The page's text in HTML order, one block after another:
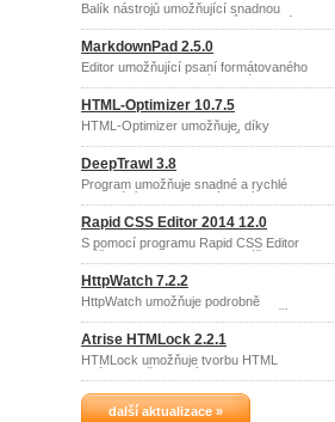
Balík nástrojů umožňující snadnou
distribuci HTML dokumentů (webové
stránky, e-knihy, prezentace…) formou
zkompilovaného, spustitelného (exe)
souboru.
MarkdownPad 2.5.0
Editor umožňující psaní formátovaného
HTML obsahu webových stránek, bez
potřeby používat HTML tagy.
HTML-Optimizer 10.7.5
HTML-Optimizer umožňuje, díky
optimalizaci HTML a skriptů (JavaScript,
PHP, CSS, LassoScrip.
DeepTrawl 3.8
Program umožňuje snadné a rychlé
vyhledání problematických míst na
vašich webových stránkách: neplatné
odkazy, pomalu načítané stránky,
chybějící snímky, neúplné meta tagy, a
další chyby a obvyklé HTML problémy.
Rapid CSS Editor 2014 12.0
S pomocí programu Rapid CSS Editor
můžete snadno a rychle vytvářet a
upravovat definice kaskádových stylů
(CSS) libovolného rozsahu a složitosti.
HttpWatch 7.2.2
HttpWatch umožňuje podrobně
analyzovat HTTP a HTTPS data přímo z
prostředí prohlížeče Internet Explorer
nebo Firefox a rychle tak optimalizovat a
odladit vaše webové stránky.
Atrise HTMLock 2.2.1
HTMLock umožňuje tvorbu HTML
stránek se šifrovaným obsahem,
chráněných heslem.
další aktualizace »